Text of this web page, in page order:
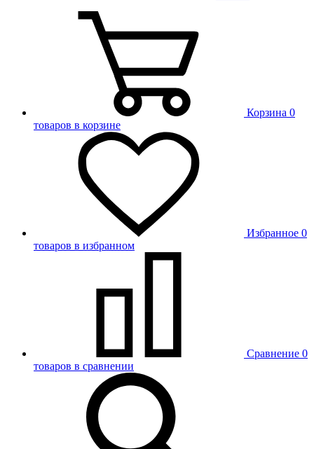
Корзина 0
товаров в корзине
Избранное 0
товаров в избранном
Сравнение 0
товаров в сравнении